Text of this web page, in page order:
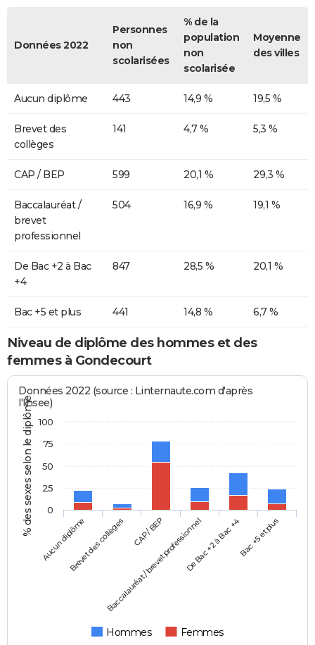
Données 2022
Personnes
non
scolarisées
% de la
population
non
scolarisée
Moyenne
des villes
Aucun diplôme 443 14,9 % 19,5 %
Brevet des
collèges
141 4,7 % 5,3 %
CAP / BEP 599 20,1 % 29,3 %
Baccalauréat /
brevet
professionnel
504 16,9 % 19,1 %
De Bac +2 à Bac
+4
847 28,5 % 20,1 %
Bac +5 et plus 441 14,8 % 6,7 %
Niveau de diplôme des hommes et des
femmes à Gondecourt
% des sexes selon le diplôme
Données 2022 (source : Linternaute.com d'après
l'Insee)
Hommes Femmes
Aucun diplômeBrevet des collèges CAP / BEP
Baccalauréat / brevet professionnelDe Bac +2 à Bac +4Bac +5 et plus
0
25
50
75
100